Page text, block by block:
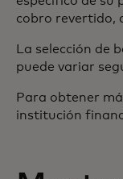
cobro revertido,
La selección de
puede variar
Para obtener
institución